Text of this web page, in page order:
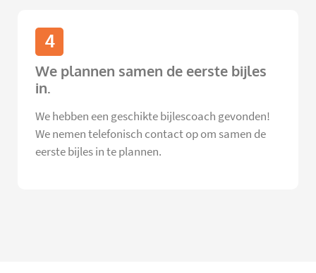
4
We plannen samen de eerste bijles
in.
We hebben een geschikte bijlescoach gevonden!
We nemen telefonisch contact op om samen de
eerste bijles in te plannen.